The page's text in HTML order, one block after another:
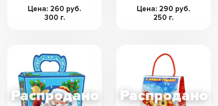
Цена: 260 руб.
300 г.
Цена: 290 руб.
250 г.